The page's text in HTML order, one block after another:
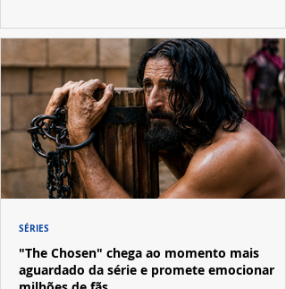
"The Chosen" chega ao momento mais
aguardado da série e promete emocionar
SÉRIES